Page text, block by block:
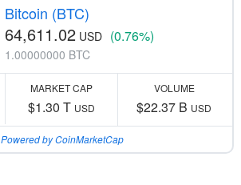
Bitcoin (BTC)
64,611.02 USD (0.76%)
1.00000000 BTC
MARKET CAP
$1.30 T USD
VOLUME
$22.37 B USD
Powered by CoinMarketCap